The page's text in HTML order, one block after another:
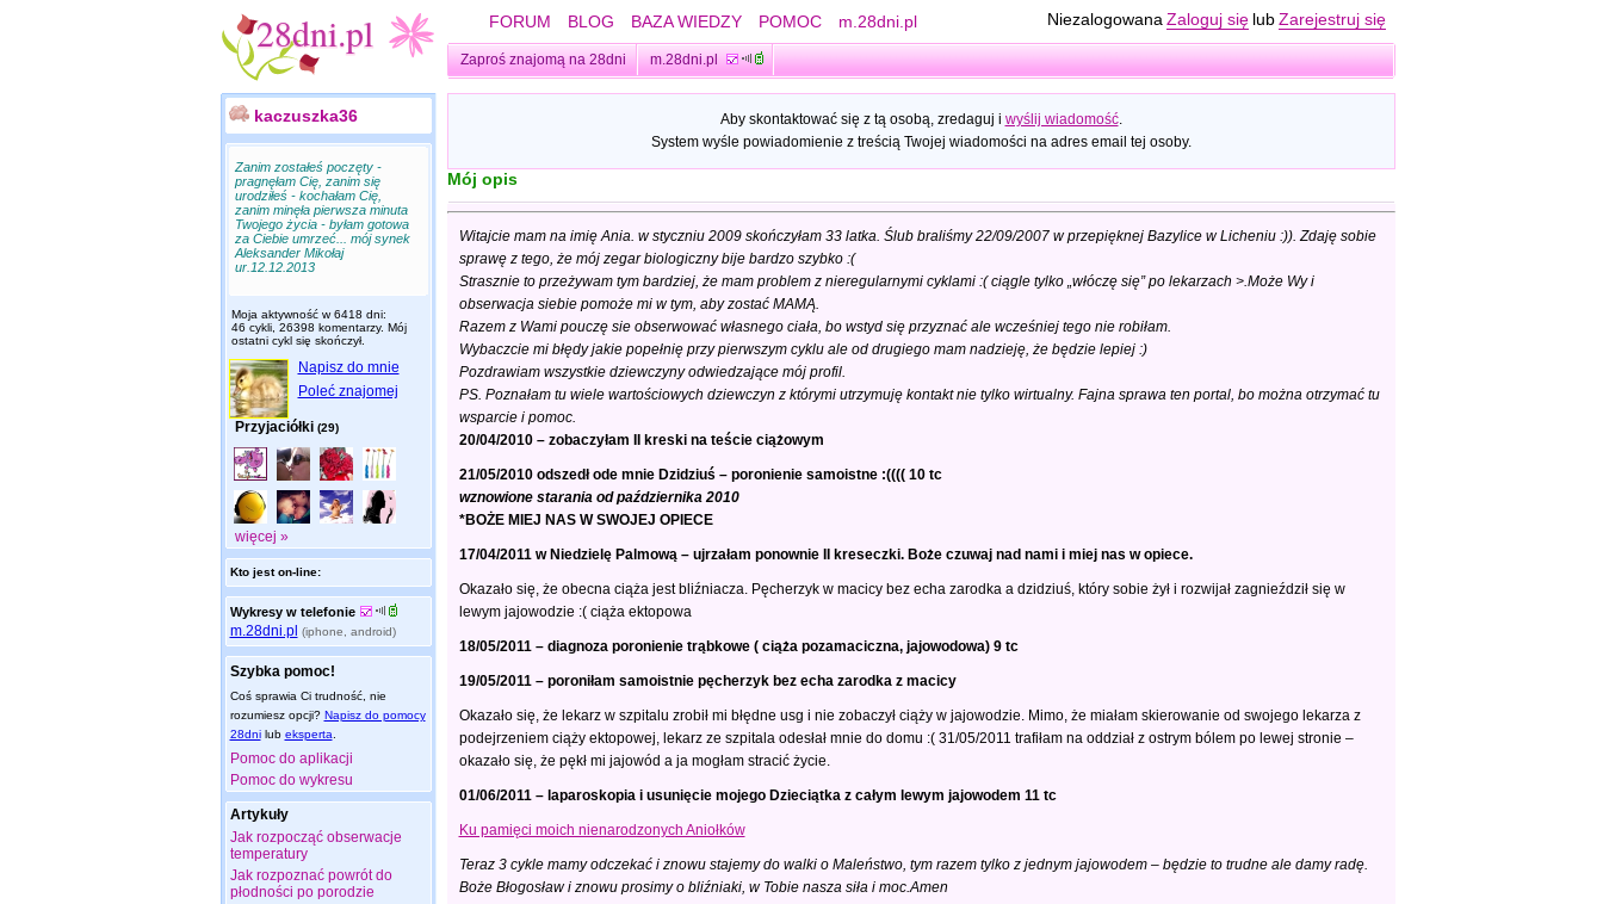
FORUM BLOG BAZA WIEDZY POMOC m.28dni.pl Niezalogowana Zaloguj się lub Zarejestruj się
Zaproś znajomą na 28dni m.28dni.pl
kaczuszka36
Zanim zostałeś poczęty -
pragnęłam Cię, zanim się
urodziłeś - kochałam Cię,
zanim minęła pierwsza minuta
Twojego życia - byłam gotowa
za Ciebie umrzeć... mój synek
Aleksander Mikołaj
ur.12.12.2013
Moja aktywność w 6418 dni:
46 cykli, 26398 komentarzy. Mój
ostatni cykl się skończył.
Napisz do mnie
Poleć znajomej
Przyjaciółki (29)
więcej »
Kto jest on-line:
Wykresy w telefonie
m.28dni.pl (iphone, android)
Szybka pomoc!
Coś sprawia Ci trudność, nie
rozumiesz opcji? Napisz do pomocy
28dnilub eksperta
Pomoc do aplikacji
Pomoc do wykresu
Artykuły
Jak rozpocząć obserwacje
temperatury
Jak rozpoznać powrót do
płodności po porodzie
Aby skontaktować się z tą osobą, zredaguj i wyślij wiadomość.
System wyśle powiadomienie z treścią Twojej wiadomości na adres email tej osoby.
Mój opis
Witajcie mam na imię Ania. w styczniu 2009 skończyłam 33 latka. Ślub braliśmy 22/09/2007 w przepięknej Bazylice w Licheniu :)). Zdaję sobie
sprawę z tego, że mój zegar biologiczny bije bardzo szybko :(
Strasznie to przeżywam tym bardziej, że mam problem z nieregularnymi cyklami :( ciągle tylko „włóczę się” po lekarzach >.Może Wy i
obserwacja siebie pomoże mi w tym, aby zostać MAMĄ.
Razem z Wami pouczę sie obserwować własnego ciała, bo wstyd się przyznać ale wcześniej tego nie robiłam.
Wybaczcie mi błędy jakie popełnię przy pierwszym cyklu ale od drugiego mam nadzieję, że będzie lepiej :)
Pozdrawiam wszystkie dziewczyny odwiedzające mój profil.
PS. Poznałam tu wiele wartościowych dziewczyn z którymi utrzymuję kontakt nie tylko wirtualny. Fajna sprawa ten portal, bo można otrzymać tu
wsparcie i pomoc.
20/04/2010 – zobaczyłam II kreski na teście ciążowym
21/05/2010 odszedł ode mnie Dzidziuś – poronienie samoistne :(((( 10 tc
wznowione starania od października 2010
*BOŻE MIEJ NAS W SWOJEJ OPIECE
17/04/2011 w Niedzielę Palmową – ujrzałam ponownie II kreseczki. Boże czuwaj nad nami i miej nas w opiece.
Okazało się, że obecna ciąża jest bliźniacza. Pęcherzyk w macicy bez echa zarodka a dzidziuś, który sobie żył i rozwijał zagnieździł się w
lewym jajowodzie :( ciąża ektopowa
18/05/2011 – diagnoza poronienie trąbkowe ( ciąża pozamaciczna, jajowodowa) 9 tc
19/05/2011 – poroniłam samoistnie pęcherzyk bez echa zarodka z macicy
Okazało się, że lekarz w szpitalu zrobił mi błędne usg i nie zobaczył ciąży w jajowodzie. Mimo, że miałam skierowanie od swojego lekarza z
podejrzeniem ciąży ektopowej, lekarz ze szpitala odesłał mnie do domu :( 31/05/2011 trafiłam na oddział z ostrym bólem po lewej stronie –
okazało się, że pękł mi jajowód a ja mogłam stracić życie.
01/06/2011 – laparoskopia i usunięcie mojego Dzieciątka z całym lewym jajowodem 11 tc
Ku pamięci moich nienarodzonych Aniołków
Teraz 3 cykle mamy odczekać i znowu stajemy do walki o Maleństwo, tym razem tylko z jednym jajowodem – będzie to trudne ale damy radę.
Boże Błogosław i znowu prosimy o bliźniaki, w Tobie nasza siła i moc.Amen